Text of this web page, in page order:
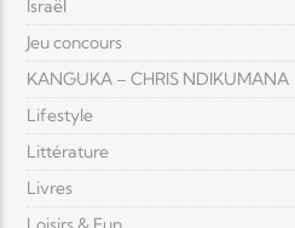
Israël
Jeu concours
KANGUKA – CHRIS NDIKUMANA
Lifestyle
Littérature
Livres